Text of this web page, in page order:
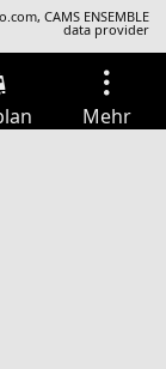
,CAMS ENSEMBLE
data provider
Mehr